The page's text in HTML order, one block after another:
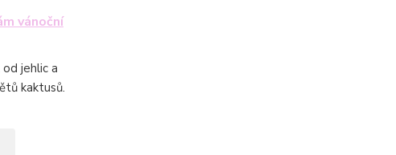
vánoční
jehlic a
kaktusů.